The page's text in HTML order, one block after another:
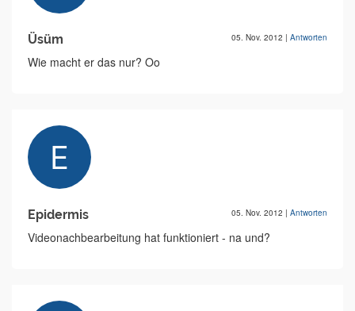
Üsüm 05. Nov. 2012 | Antworten
Wie macht er das nur? Oo
Epidermis 05. Nov. 2012 | Antworten
Videonachbearbeitung hat funktioniert - na und?